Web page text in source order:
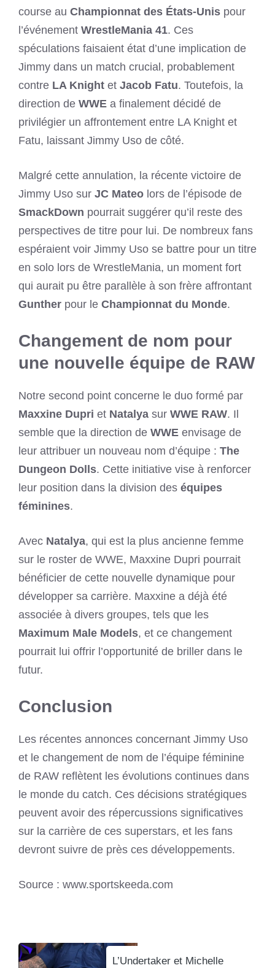
course au Championnat des États-Unis pour
l’événement WrestleMania 41. Ces
spéculations faisaient état d’une implication de
Jimmy dans un match crucial, probablement
contre LA Knight et Jacob Fatu. Toutefois, la
direction de WWE a finalement décidé de
privilégier un affrontement entre LA Knight et
Fatu, laissant Jimmy Uso de côté.
Malgré cette annulation, la récente victoire de
Jimmy Uso sur JC Mateo lors de l’épisode de
SmackDown pourrait suggérer qu’il reste des
perspectives de titre pour lui. De nombreux fans
espéraient voir Jimmy Uso se battre pour un titre
en solo lors de WrestleMania, un moment fort
qui aurait pu être parallèle à son frère affrontant
Gunther pour le Championnat du Monde.
Changement de nom pour
une nouvelle équipe de RAW
Notre second point concerne le duo formé par
Maxxine Dupri et Natalya sur WWE RAW. Il
semble que la direction de WWE envisage de
leur attribuer un nouveau nom d’équipe : The
Dungeon Dolls. Cette initiative vise à renforcer
leur position dans la division des équipes
féminines.
Avec Natalya, qui est la plus ancienne femme
sur le roster de WWE, Maxxine Dupri pourrait
bénéficier de cette nouvelle dynamique pour
développer sa carrière. Maxxine a déjà été
associée à divers groupes, tels que les
Maximum Male Models, et ce changement
pourrait lui offrir l’opportunité de briller dans le
futur.
Conclusion
Les récentes annonces concernant Jimmy Uso
et le changement de nom de l’équipe féminine
de RAW reflètent les évolutions continues dans
le monde du catch. Ces décisions stratégiques
peuvent avoir des répercussions significatives
sur la carrière de ces superstars, et les fans
devront suivre de près ces développements.
Source : www.sportskeeda.com
L’Undertaker et Michelle